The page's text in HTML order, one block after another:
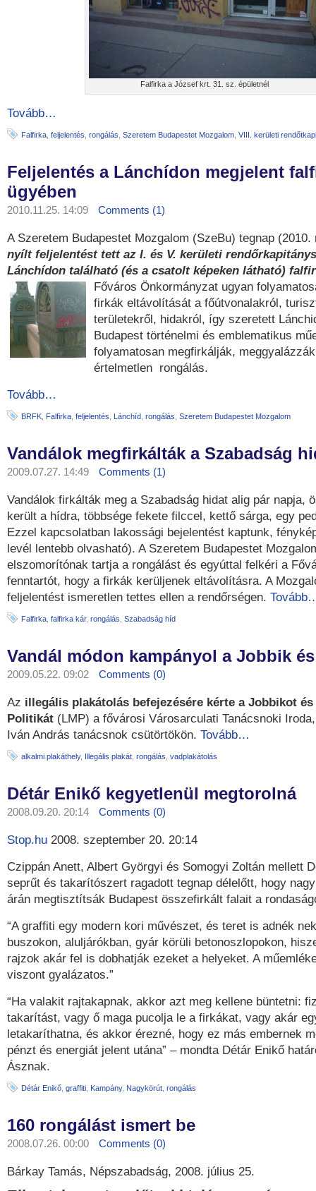
Falfirka a József krt. 31. sz. épületnél
Tovább…
Falfirka feljelentés rongálás Szeretem Budapestet Mozgalom VIII. kerületi
Feljelentés a Lánchídon megjelent
ügyében
2010.11.25. 14:09 Comments (1)
A Szeretem Budapestet Mozgalom (SzeBu) tegnap (2010.
nyílt feljelentést tett az I. és V. kerületi
Lánchídon található (és a csatolt képeken látható)
Főváros Önkormányzat ugyan
firkák eltávolítását a főútvonalakról,
területekről, hidakról, így szeretett
Budapest történelmi és emblematikus
folyamatosan megfirkálják,
értelmetlen rongálás.
Tovább…
BRFK Falfirka feljelentés Lánchíd rongálás Szeretem Budapestet Mozgalom
Vandálok megfirkálták a Szabadság
2009.07.27. 14:49 Comments (1)
Vandálok firkálták meg a Szabadság hidat alig pár napja,
került a hídra, többsége fekete filccel, kettő sárga, egy
Ezzel kapcsolatban lakossági bejelentést kaptunk,
levél lentebb olvasható). A Szeretem Budapestet
elszomorítónak tartja a rongálást és egyúttal felkéri a
fenntartót, hogy a firkák kerüljenek eltávolításra. A
feljelentést ismeretlen tettes ellen a rendőrségen.
Falfirka falfirka kár, rongálás Szabadság híd
Vandál módon kampányol a Jobbik
2009.05.22. 09:02 Comments (0)
Az illegális plakátolás befejezésére kérte a Jobbikot és
Politikát (LMP) a fővárosi Városarculati Tanácsnoki
Iván András tanácsnok csütörtökön. Tovább…
alkalmi plakáthely, Illegális plakát rongálás vadplakátolás
Détár Enikő kegyetlenül megtorolná
2008.09.20. 20:14 Comments (0)
Stop.hu 2008. szeptember 20. 20:14
Czippán Anett, Albert Györgyi és Somogyi Zoltán mellett
seprűt és takarítószert ragadott tegnap délelőtt, hogy
árán megtisztítsák Budapest összefirkált falait a
“A graffiti egy modern kori művészet, és teret is adnék
buszokon, aluljárókban, gyár körüli betonoszlopokon,
rajzok akár fel is dobhatják ezeket a helyeket. A
viszont gyalázatos.”
“Ha valakit rajtakapnak, akkor azt meg kellene büntetni:
takarítást, vagy ő maga pucolja le a firkákat, vagy akár
letakaríthatna, és akkor érezné, hogy ez más embernek
pénzt és energiát jelent utána” – mondta Détár Enikő
Ásznak.
Détár Enikő graffiti Kampány, Nagykörút rongálás
160 rongálást ismert be
2008.07.26. 00:00 Comments (0)
Bárkay Tamás, Népszabadság, 2008. július 25.